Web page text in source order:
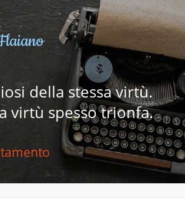
della stessa virtù.
virtù spesso trionfa.